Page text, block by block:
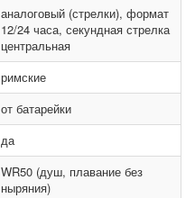
аналоговый (стрелки), формат
12/24 часа, секундная стрелка
центральная
римские
от батарейки
да
WR50 (душ, плавание без
ныряния)